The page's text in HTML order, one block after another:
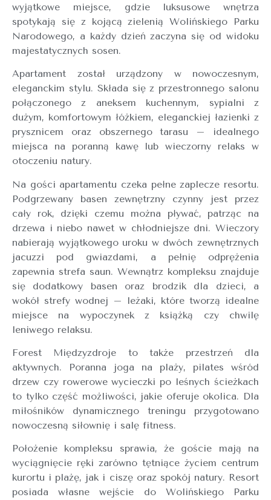
wyjątkowe miejsce, gdzie luksusowe wnętrza
spotykają się z kojącą zielenią Wolińskiego Parku
Narodowego, a każdy dzień zaczyna się od widoku
majestatycznych sosen.
Apartament został urządzony w nowoczesnym,
eleganckim stylu. Składa się z przestronnego salonu
połączonego z aneksem kuchennym, sypialni z
dużym, komfortowym łóżkiem, eleganckiej łazienki z
prysznicem oraz obszernego tarasu – idealnego
miejsca na poranną kawę lub wieczorny relaks w
otoczeniu natury.
Na gości apartamentu czeka pełne zaplecze resortu.
Podgrzewany basen zewnętrzny czynny jest przez
cały rok, dzięki czemu można pływać, patrząc na
drzewa i niebo nawet w chłodniejsze dni. Wieczory
nabierają wyjątkowego uroku w dwóch zewnętrznych
jacuzzi pod gwiazdami, a pełnię odprężenia
zapewnia strefa saun. Wewnątrz kompleksu znajduje
się dodatkowy basen oraz brodzik dla dzieci, a
wokół strefy wodnej – leżaki, które tworzą idealne
miejsce na wypoczynek z książką czy chwilę
leniwego relaksu.
Forest Międzyzdroje to także przestrzeń dla
aktywnych. Poranna joga na plaży, pilates wśród
drzew czy rowerowe wycieczki po leśnych ścieżkach
to tylko część możliwości, jakie oferuje okolica. Dla
miłośników dynamicznego treningu przygotowano
nowoczesną siłownię i salę fitness.
Położenie kompleksu sprawia, że goście mają na
wyciągnięcie ręki zarówno tętniące życiem centrum
kurortu i plażę, jak i ciszę oraz spokój natury. Resort
posiada własne wejście do Wolińskiego Parku